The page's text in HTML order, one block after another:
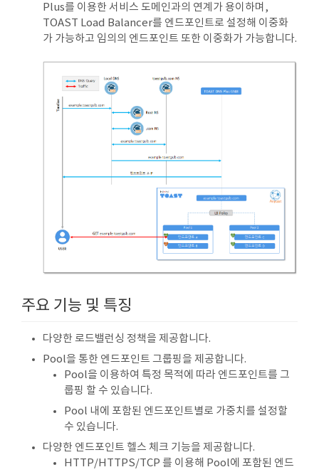
Plus를 이용한 서비스 도메인과의 연계가 용이하며,
TOAST Load Balancer를 엔드포인트로 설정해 이중화
가 가능하고 임의의 엔드포인트 또한 이중화가 가능합니다.
주요 기능 및 특징
다양한 로드밸런싱 정책을 제공합니다.
Pool을 통한 엔드포인트 그룹핑을 제공합니다.
Pool을 이용하여 특정 목적에 따라 엔드포인트를 그
룹핑 할 수 있습니다.
Pool 내에 포함된 엔드포인트별로 가중치를 설정할
수 있습니다.
다양한 엔드포인트 헬스 체크 기능을 제공합니다.
HTTP/HTTPS/TCP 를 이용해 Pool에 포함된 엔드